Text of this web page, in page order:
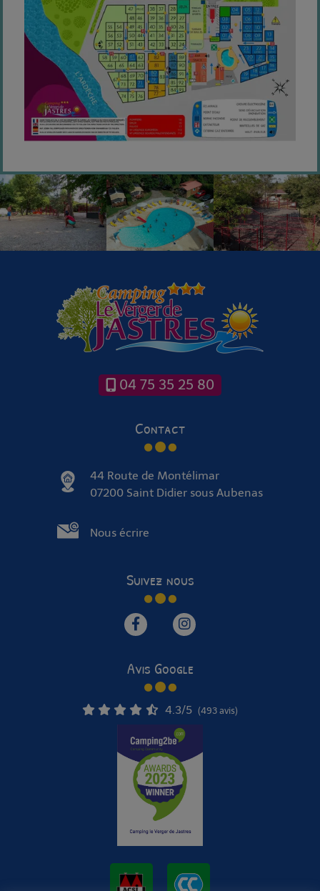
04 75 35 25 80
Contact
44 Route de Montélimar
07200 Saint Didier sous Aubenas
Nous écrire
Suivez nous
Avis Google
4.3/5 (493 avis)